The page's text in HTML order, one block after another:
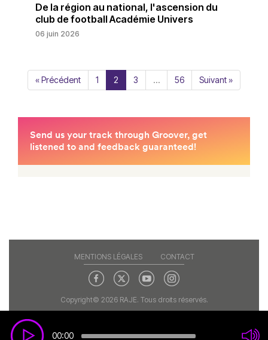
De la région au national, l'ascension du
club de football Académie Univers
06 juin 2026
« Précédent 1 2 3 … 56 Suivant »
00:00
MENTIONS LÉGALES CONTACT
Copyright© 2026 RAJE. Tous droits réservés.